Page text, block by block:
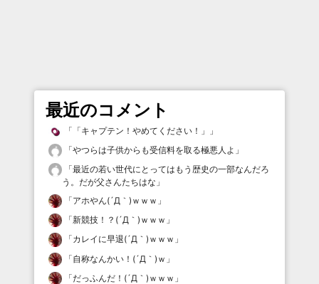
最近のコメント
「 「キャプテン！やめてください！」
」
「やつらは子供からも受信料を取る極悪人よ 」
「最近の若い世代にとってはもう歴史の一部なんだろ
う。だが父さんたちはな 」
「アホやん(´Д｀)ｗｗｗ 」
「新競技！？(´Д｀)ｗｗｗ 」
「カレイに早退(´Д｀)ｗｗｗ 」
「自称なんかい！(´Д｀)ｗ 」
「だっふんだ！(´Д｀)ｗｗｗ 」